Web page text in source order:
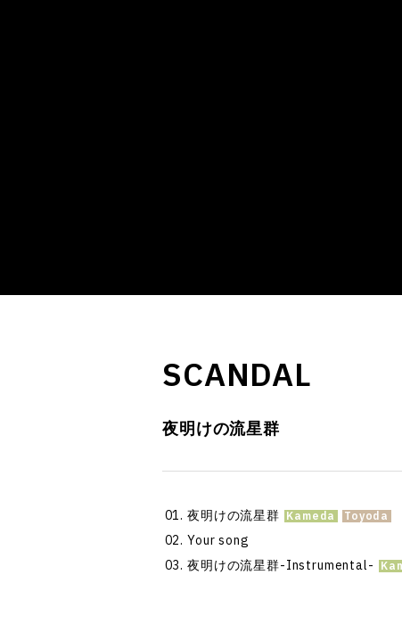
SCANDAL
夜明けの流星群
夜明けの流星群
Your song
夜明けの流星群-Instrumental-